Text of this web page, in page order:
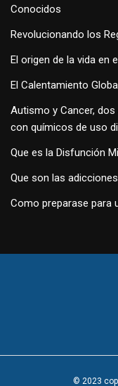
Conocidos
Revolucionando los
El origen de la vida en
El Calentamiento
Autismo y Cancer,
con químicos de uso
Que es la Disfunción
Que son las
Como preparase para
© 2023